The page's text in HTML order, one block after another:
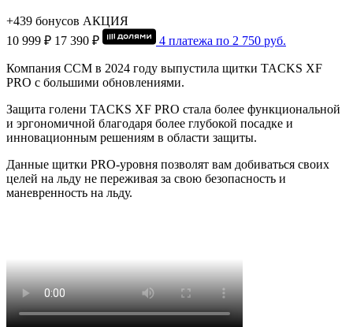
+439 бонусов АКЦИЯ
10 999 ₽ 17 390 ₽ 4 платежа по 2 750 руб.
Компания CCM в 2024 году выпустила щитки TACKS XF
PRO с большими обновлениями.
Защита голени TACKS XF PRO стала более функциональной
и эргономичной благодаря более глубокой посадке и
инновационным решениям в области защиты.
Данные щитки PRO-уровня позволят вам добиваться своих
целей на льду не переживая за свою безопасность и
маневренность на льду.